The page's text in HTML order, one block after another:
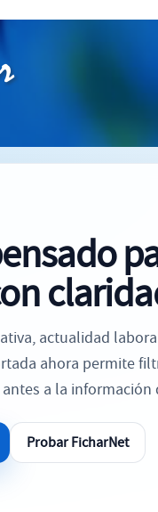
actualidad
ahora permite
a la información
Probar FicharNet